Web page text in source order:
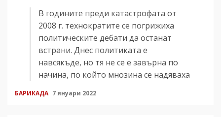
В годините преди катастрофата от
2008 г. технократите се погрижиха
политическите дебати да останат
встрани. Днес политиката е
навсякъде, но тя не се е завърна по
начина, по който мнозина се надяваха
БАРИКАДА 7 януари 2022